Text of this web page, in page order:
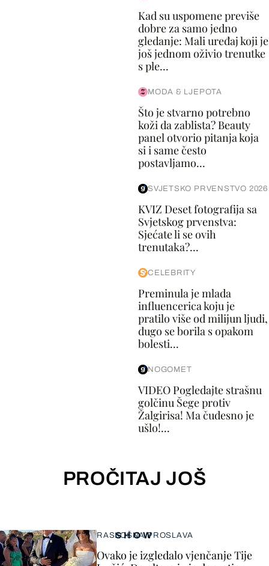
Kad su uspomene previše
dobre za samo jedno
gledanje: Mali uređaj koji je
još jednom oživio trenutke
s ple...
MODA & LJEPOTA
Što je stvarno potrebno
koži da zablista? Beauty
panel otvorio pitanja koja
si i same često
postavljamo...
SVJETSKO PRVENSTVO 2026
KVIZ Deset fotografija sa
Svjetskog prvenstva:
Sjećate li se ovih
trenutaka?...
CELEBRITY
Preminula je mlada
influencerica koju je
pratilo više od milijun ljudi,
dugo se borila s opakom
bolesti...
NOGOMET
VIDEO Pogledajte strašnu
golčinu Šege protiv
Žalgirisa! Ma čudesno je
ušlo!...
PROČITAJ JOŠ
SHOW
RASKOŠNA PROSLAVA
Ovako je izgledalo vjenčanje Tije